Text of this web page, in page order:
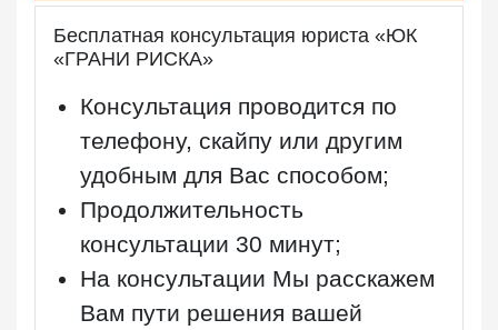
Бесплатная консультация юриста «ЮК
«ГРАНИ РИСКА»
Консультация проводится по
телефону, скайпу или другим
удобным для Вас способом;
Продолжительность
консультации 30 минут;
На консультации Мы расскажем
Вам пути решения вашей